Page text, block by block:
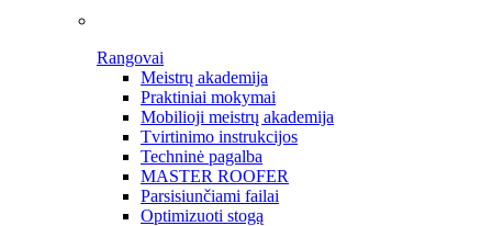
Rangovai
Meistrų akademija
Praktiniai mokymai
Mobilioji meistrų akademija
Tvirtinimo instrukcijos
Techninė pagalba
MASTER ROOFER
Parsisiunčiami failai
Optimizuoti stogą